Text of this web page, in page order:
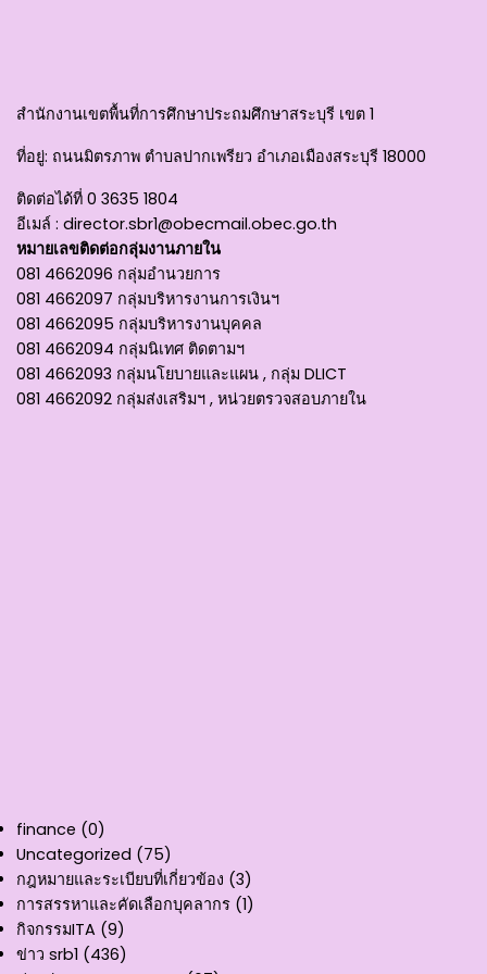
สำนักงานเขตพื้นที่การศึกษาประถมศึกษาสระบุรี เขต 1
ที่อยู่: ถนนมิตรภาพ ตำบลปากเพรียว อำเภอเมืองสระบุรี 18000
ติดต่อได้ที่ 0 3635 1804
อีเมล์ : director.sbr1@obecmail.obec.go.th
หมายเลขติดต่อกลุ่มงานภายใน
081 4662096 กลุ่มอำนวยการ
081 4662097 กลุ่มบริหารงานการเงินฯ
081 4662095 กลุ่มบริหารงานบุคคล
081 4662094 กลุ่มนิเทศ ติดตามฯ
081 4662093 กลุ่มนโยบายและแผน , กลุ่ม DLICT
081 4662092 กลุ่มส่งเสริมฯ , หน่วยตรวจสอบภายใน
finance (0)
Uncategorized (75)
กฎหมายและระเบียบที่เกี่ยวข้อง (3)
การสรรหาและคัดเลือกบุคลากร (1)
กิจกรรมITA (9)
ข่าว srb1 (436)